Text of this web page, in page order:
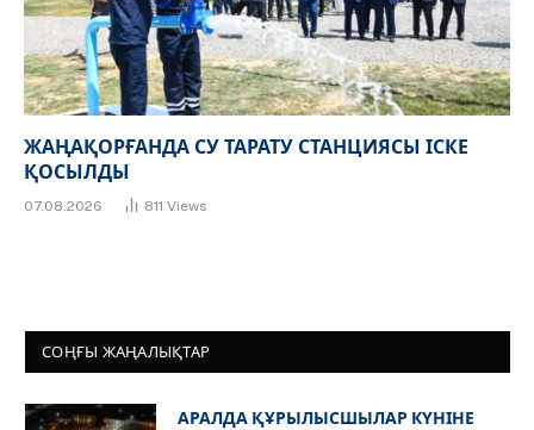
ЖАҢАҚОРҒАНДА СУ ТАРАТУ СТАНЦИЯСЫ ІСКЕ
ҚОСЫЛДЫ
07.08.2026 811 Views
СОҢҒЫ ЖАҢАЛЫҚТАР
АРАЛДА ҚҰРЫЛЫСШЫЛАР КҮНІНЕ